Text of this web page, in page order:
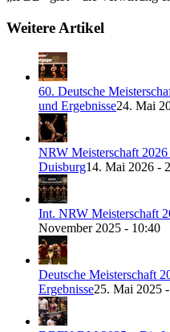
Weitere Artikel
60. Deutsche
und Ergebnisse24. Mai
NRW Meisterschaft
Duisburg14. Mai 2026 -
Int. NRW Meisterschaft
November 2025 - 10:40
Deutsche Meisterschaft
Ergebnisse25. Mai 2025